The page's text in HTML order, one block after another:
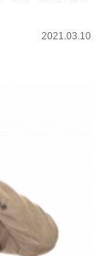
2021.03.10